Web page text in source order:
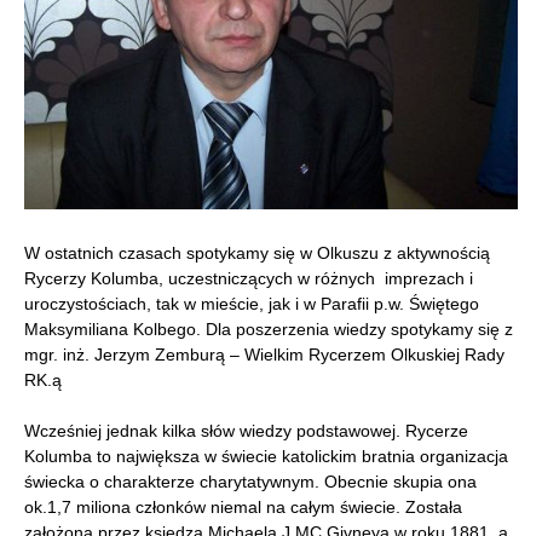
W ostatnich czasach spotykamy się w Olkuszu z aktywnością
Rycerzy Kolumba, uczestniczących w różnych imprezach i
uroczystościach, tak w mieście, jak i w Parafii p.w. Świętego
Maksymiliana Kolbego. Dla poszerzenia wiedzy spotykamy się z
mgr. inż. Jerzym Zemburą – Wielkim Rycerzem Olkuskiej Rady
RK.ą
Wcześniej jednak kilka słów wiedzy podstawowej. Rycerze
Kolumba to największa w świecie katolickim bratnia organizacja
świecka o charakterze charytatywnym. Obecnie skupia ona
ok.1,7 miliona członków niemal na całym świecie. Została